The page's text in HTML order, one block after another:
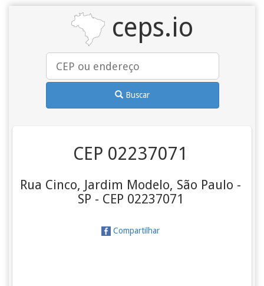
ceps.io
Buscar
CEP 02237071
Rua Cinco, Jardim Modelo, São Paulo -
SP - CEP 02237071
Compartilhar